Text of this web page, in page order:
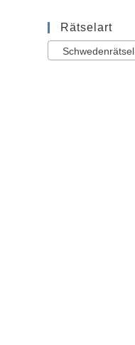
Rätselart
Schwedenrätsel